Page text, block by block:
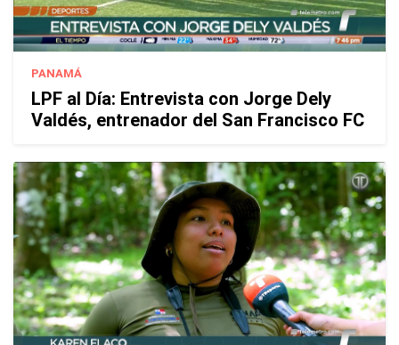
PANAMÁ
LPF al Día: Entrevista con Jorge Dely
Valdés, entrenador del San Francisco FC